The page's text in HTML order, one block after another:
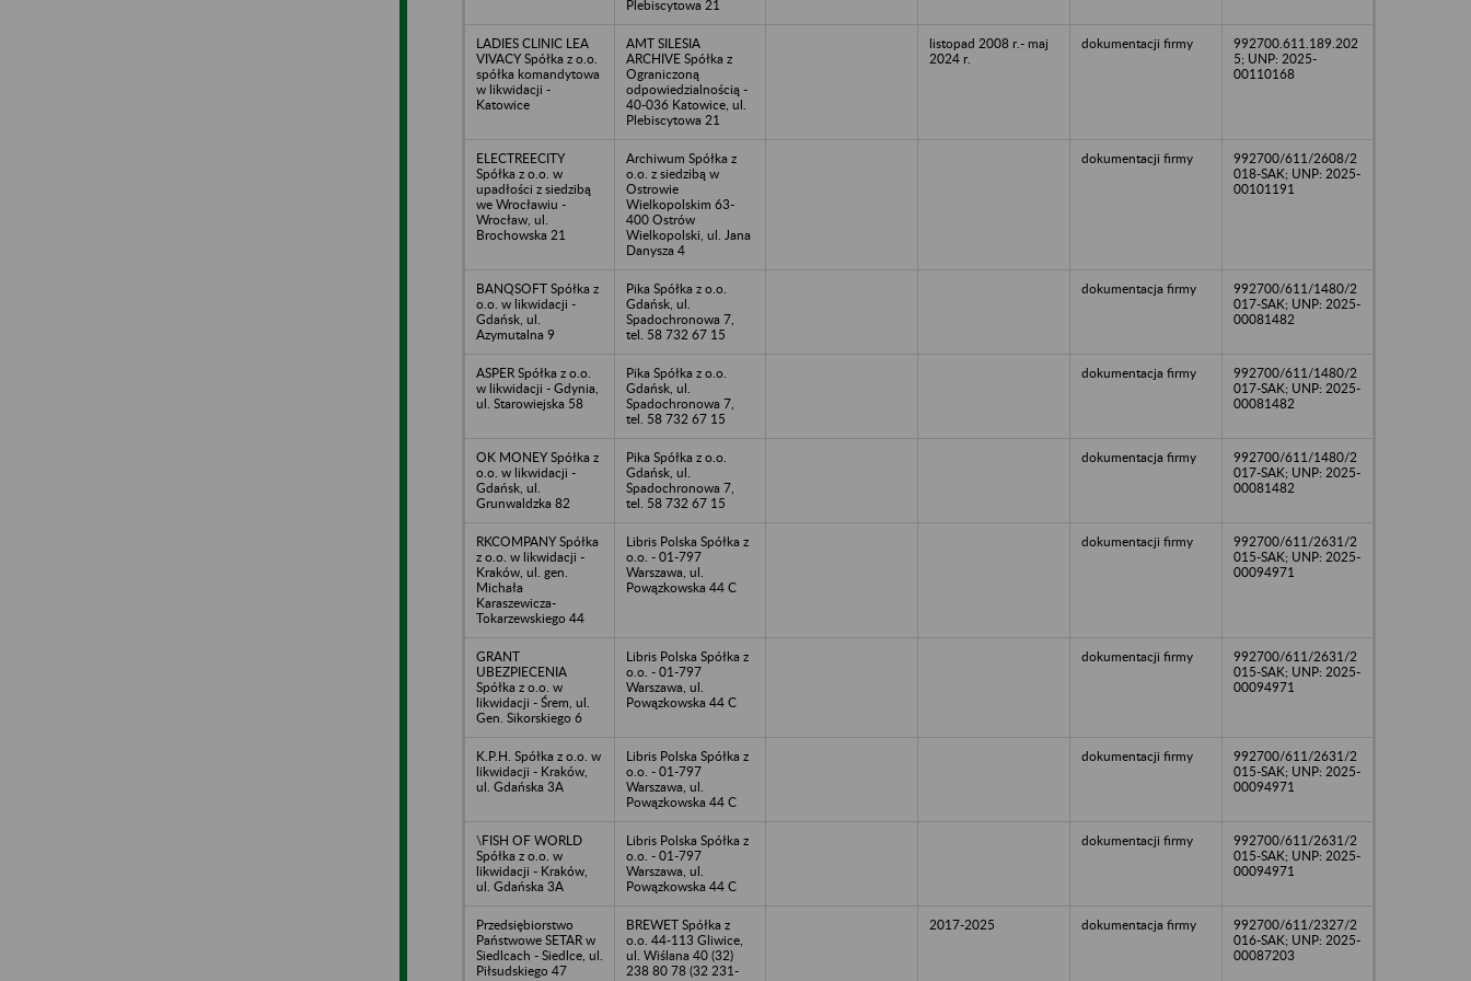
Plebiscytowa 21
LADIES CLINIC LEA
VIVACY Spółka z o.o.
spółka komandytowa
w likwidacji -
Katowice
AMT SILESIA
ARCHIVE Spółka z
Ograniczoną
odpowiedzialnością -
40-036 Katowice, ul.
Plebiscytowa 21
listopad 2008 r.- maj
2024 r.
dokumentacji firmy
992700.611.189.202
5; UNP: 2025-
00110168
ELECTREECITY
Spółka z o.o. w
upadłości z siedzibą
we Wrocławiu -
Wrocław, ul.
Brochowska 21
Archiwum Spółka z
o.o. z siedzibą w
Ostrowie
Wielkopolskim 63-
400 Ostrów
Wielkopolski, ul. Jana
Danysza 4
dokumentacji firmy
992700/611/2608/2
018-SAK; UNP: 2025-
00101191
BANQSOFT Spółka z
o.o. w likwidacji -
Gdańsk, ul.
Azymutalna 9
Pika Spółka z o.o.
Gdańsk, ul.
Spadochronowa 7,
tel. 58 732 67 15
dokumentacja firmy
992700/611/1480/2
017-SAK; UNP: 2025-
00081482
ASPER Spółka z o.o.
w likwidacji - Gdynia,
ul. Starowiejska 58
Pika Spółka z o.o.
Gdańsk, ul.
Spadochronowa 7,
tel. 58 732 67 15
dokumentacja firmy
992700/611/1480/2
017-SAK; UNP: 2025-
00081482
OK MONEY Spółka z
o.o. w likwidacji -
Gdańsk, ul.
Grunwaldzka 82
Pika Spółka z o.o.
Gdańsk, ul.
Spadochronowa 7,
tel. 58 732 67 15
dokumentacja firmy
992700/611/1480/2
017-SAK; UNP: 2025-
00081482
RKCOMPANY Spółka
z o.o. w likwidacji -
Kraków, ul. gen.
Michała
Karaszewicza-
Tokarzewskiego 44
Libris Polska Spółka z
o.o. - 01-797
Warszawa, ul.
Powązkowska 44 C
dokumentacji firmy
992700/611/2631/2
015-SAK; UNP: 2025-
00094971
GRANT
UBEZPIECENIA
Spółka z o.o. w
likwidacji - Śrem, ul.
Gen. Sikorskiego 6
Libris Polska Spółka z
o.o. - 01-797
Warszawa, ul.
Powązkowska 44 C
dokumentacji firmy
992700/611/2631/2
015-SAK; UNP: 2025-
00094971
K.P.H. Spółka z o.o. w
likwidacji - Kraków,
ul. Gdańska 3A
Libris Polska Spółka z
o.o. - 01-797
Warszawa, ul.
Powązkowska 44 C
dokumentacji firmy
992700/611/2631/2
015-SAK; UNP: 2025-
00094971
\FISH OF WORLD
Spółka z o.o. w
likwidacji - Kraków,
ul. Gdańska 3A
Libris Polska Spółka z
o.o. - 01-797
Warszawa, ul.
Powązkowska 44 C
dokumentacji firmy
992700/611/2631/2
015-SAK; UNP: 2025-
00094971
Przedsiębiorstwo
Państwowe SETAR w
Siedlcach - Siedlce, ul.
Piłsudskiego 47
BREWET Spółka z
o.o. 44-113 Gliwice,
ul. Wiślana 40 (32)
238 80 78 (32 231-
2017-2025 dokumentacja firmy
992700/611/2327/2
016-SAK; UNP: 2025-
00087203